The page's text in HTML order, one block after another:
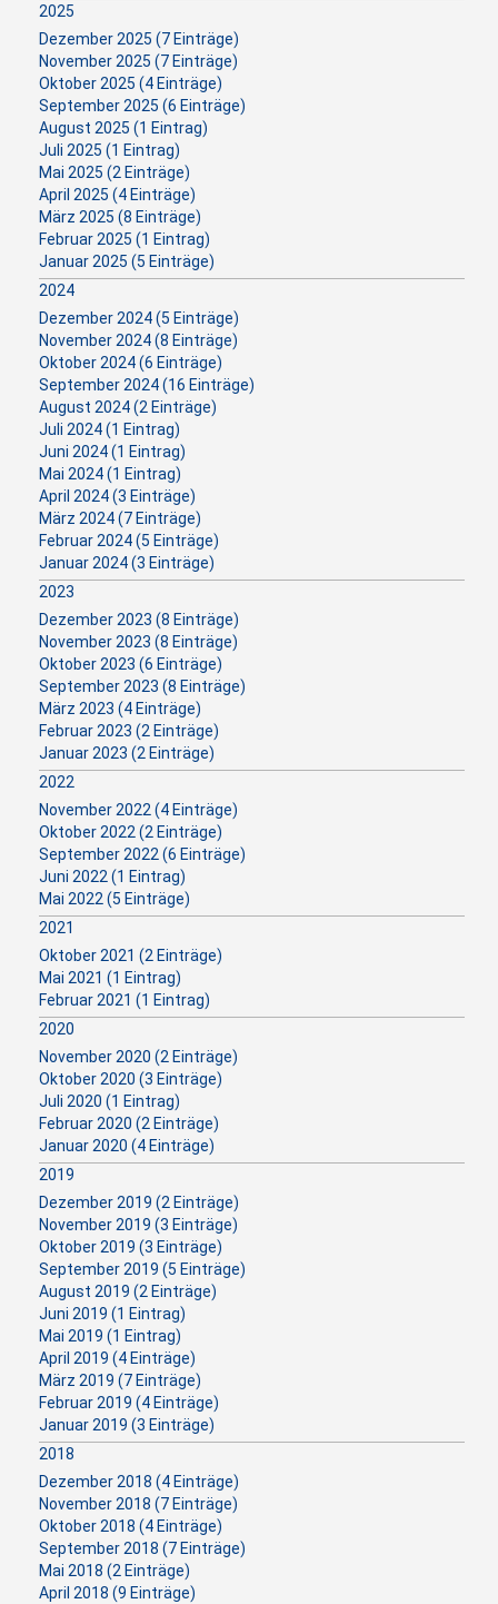
2025
Dezember 2025 (7 Einträge)
November 2025 (7 Einträge)
Oktober 2025 (4 Einträge)
September 2025 (6 Einträge)
August 2025 (1 Eintrag)
Juli 2025 (1 Eintrag)
Mai 2025 (2 Einträge)
April 2025 (4 Einträge)
März 2025 (8 Einträge)
Februar 2025 (1 Eintrag)
Januar 2025 (5 Einträge)
2024
Dezember 2024 (5 Einträge)
November 2024 (8 Einträge)
Oktober 2024 (6 Einträge)
September 2024 (16 Einträge)
August 2024 (2 Einträge)
Juli 2024 (1 Eintrag)
Juni 2024 (1 Eintrag)
Mai 2024 (1 Eintrag)
April 2024 (3 Einträge)
März 2024 (7 Einträge)
Februar 2024 (5 Einträge)
Januar 2024 (3 Einträge)
2023
Dezember 2023 (8 Einträge)
November 2023 (8 Einträge)
Oktober 2023 (6 Einträge)
September 2023 (8 Einträge)
März 2023 (4 Einträge)
Februar 2023 (2 Einträge)
Januar 2023 (2 Einträge)
2022
November 2022 (4 Einträge)
Oktober 2022 (2 Einträge)
September 2022 (6 Einträge)
Juni 2022 (1 Eintrag)
Mai 2022 (5 Einträge)
2021
Oktober 2021 (2 Einträge)
Mai 2021 (1 Eintrag)
Februar 2021 (1 Eintrag)
2020
November 2020 (2 Einträge)
Oktober 2020 (3 Einträge)
Juli 2020 (1 Eintrag)
Februar 2020 (2 Einträge)
Januar 2020 (4 Einträge)
2019
Dezember 2019 (2 Einträge)
November 2019 (3 Einträge)
Oktober 2019 (3 Einträge)
September 2019 (5 Einträge)
August 2019 (2 Einträge)
Juni 2019 (1 Eintrag)
Mai 2019 (1 Eintrag)
April 2019 (4 Einträge)
März 2019 (7 Einträge)
Februar 2019 (4 Einträge)
Januar 2019 (3 Einträge)
2018
Dezember 2018 (4 Einträge)
November 2018 (7 Einträge)
Oktober 2018 (4 Einträge)
September 2018 (7 Einträge)
Mai 2018 (2 Einträge)
April 2018 (9 Einträge)